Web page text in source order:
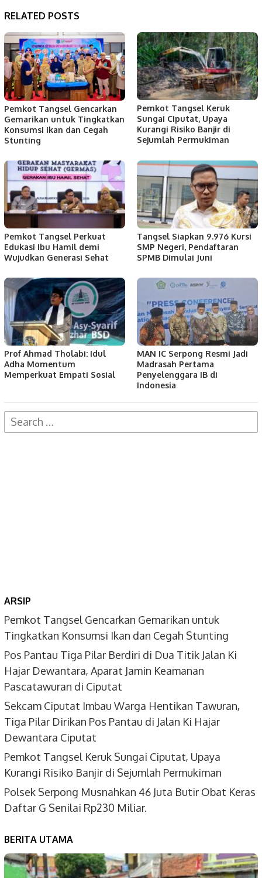
RELATED POSTS
Pemkot Tangsel Gencarkan
Gemarikan untuk Tingkatkan
Konsumsi Ikan dan Cegah
Stunting
Pemkot Tangsel Keruk
Sungai Ciputat, Upaya
Kurangi Risiko Banjir di
Sejumlah Permukiman
Pemkot Tangsel Perkuat
Edukasi Ibu Hamil demi
Wujudkan Generasi Sehat
Tangsel Siapkan 9.976 Kursi
SMP Negeri, Pendaftaran
SPMB Dimulai Juni
Prof Ahmad Tholabi: Idul
Adha Momentum
Memperkuat Empati Sosial
MAN IC Serpong Resmi Jadi
Madrasah Pertama
Penyelenggara IB di
Indonesia
Search
for:
ARSIP
Pemkot Tangsel Gencarkan Gemarikan untuk
Tingkatkan Konsumsi Ikan dan Cegah Stunting
Pos Pantau Tiga Pilar Berdiri di Dua Titik Jalan Ki
Hajar Dewantara, Aparat Jamin Keamanan
Pascatawuran di Ciputat
Sekcam Ciputat Imbau Warga Hentikan Tawuran,
Tiga Pilar Dirikan Pos Pantau di Jalan Ki Hajar
Dewantara Ciputat
Pemkot Tangsel Keruk Sungai Ciputat, Upaya
Kurangi Risiko Banjir di Sejumlah Permukiman
Polsek Serpong Musnahkan 46 Juta Butir Obat Keras
Daftar G Senilai Rp230 Miliar.
BERITA UTAMA